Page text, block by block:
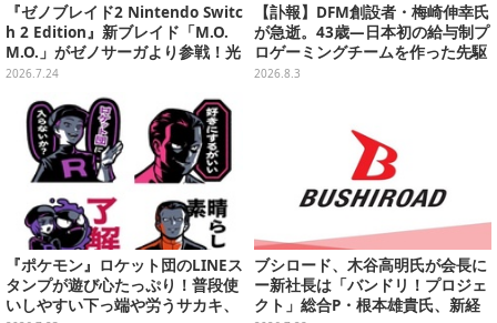
『ゼノブレイド2 Nintendo Switc
h 2 Edition』新ブレイド「M.O.
M.O.」がゼノサーガより参戦！光
属性と闇属性、2つの姿で戦闘を
2026.7.24
【訃報】DFM創設者・梅崎伸幸氏
が急逝。43歳―日本初の給与制プ
ロゲーミングチームを作った先駆
者
2026.8.3
『ポケモン』ロケット団のLINEス
タンプが遊び心たっぷり！普段使
いしやすい下っ端や労うサカキ、
ブシロード、木谷高明氏が会長に
ー新社長は「バンドリ！プロジェ
クト」総合P・根本雄貴氏、新経